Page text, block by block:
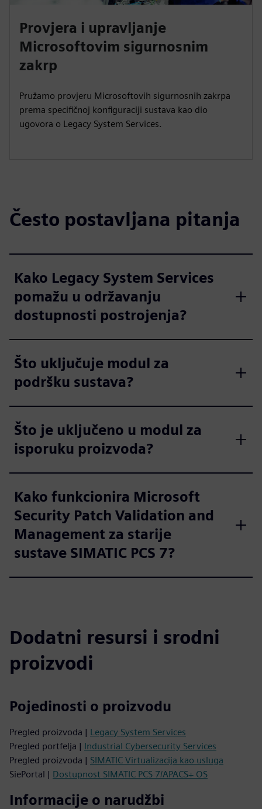
Provjera i upravljanje
Microsoftovim sigurnosnim
zakrp
Pružamo provjeru Microsoftovih sigurnosnih zakrpa
prema specifičnoj konfiguraciji sustava kao dio
ugovora o Legacy System Services.
Često postavljana pitanja
Kako Legacy System Services
pomažu u održavanju
dostupnosti postrojenja?
Što uključuje modul za
podršku sustava?
Što je uključeno u modul za
isporuku proizvoda?
Kako funkcionira Microsoft
Security Patch Validation and
Management za starije
sustave SIMATIC PCS 7?
Dodatni resursi i srodni
proizvodi
Pojedinosti o proizvodu
Pregled proizvoda | Legacy System Services
Pregled portfelja | Industrial Cybersecurity Services
Pregled proizvoda | SIMATIC Virtualizacija kao usluga
SiePortal | Dostupnost SIMATIC PCS 7/APACS+ OS
Informacije o narudžbi